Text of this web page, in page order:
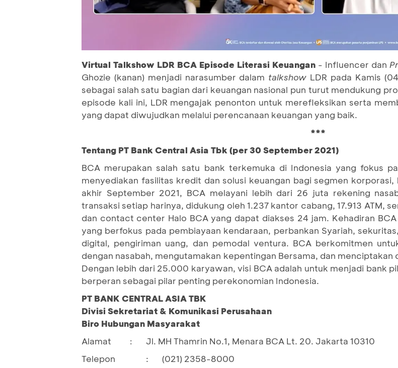
Virtual Talkshow LDR BCA Episode Literasi Keuangan - Influencer dan
Ghozie (kanan) menjadi narasumber dalam talkshow LDR pada Kamis
sebagai salah satu bagian dari keuangan nasional pun turut mendukung
episode kali ini, LDR mengajak penonton untuk merefleksikan serta
yang dapat diwujudkan melalui perencanaan keuangan yang baik.
***
Tentang PT Bank Central Asia Tbk (per 30 September 2021)
BCA merupakan salah satu bank terkemuka di Indonesia yang fokus
menyediakan fasilitas kredit dan solusi keuangan bagi segmen korporasi,
akhir September 2021, BCA melayani lebih dari 26 juta rekening
transaksi setiap harinya, didukung oleh 1.237 kantor cabang, 17.913 ATM,
dan contact center Halo BCA yang dapat diakses 24 jam. Kehadiran
yang berfokus pada pembiayaan kendaraan, perbankan Syariah,
digital, pengiriman uang, dan pemodal ventura. BCA berkomitmen
dengan nasabah, mengutamakan kepentingan Bersama, dan
Dengan lebih dari 25.000 karyawan, visi BCA adalah untuk menjadi bank
berperan sebagai pilar penting perekonomian Indonesia.
PT BANK CENTRAL ASIA TBK
Divisi Sekretariat & Komunikasi Perusahaan
Biro Hubungan Masyarakat
Alamat
:
Jl. MH Thamrin No.1, Menara BCA Lt. 20. Jakarta 10310
Telepon
: (021) 2358-8000